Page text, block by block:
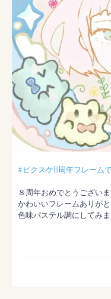
#ピクスケ8周年フレーム
８周年おめでとうござい
かわいいフレームありがと
色味パステル調にしてみ